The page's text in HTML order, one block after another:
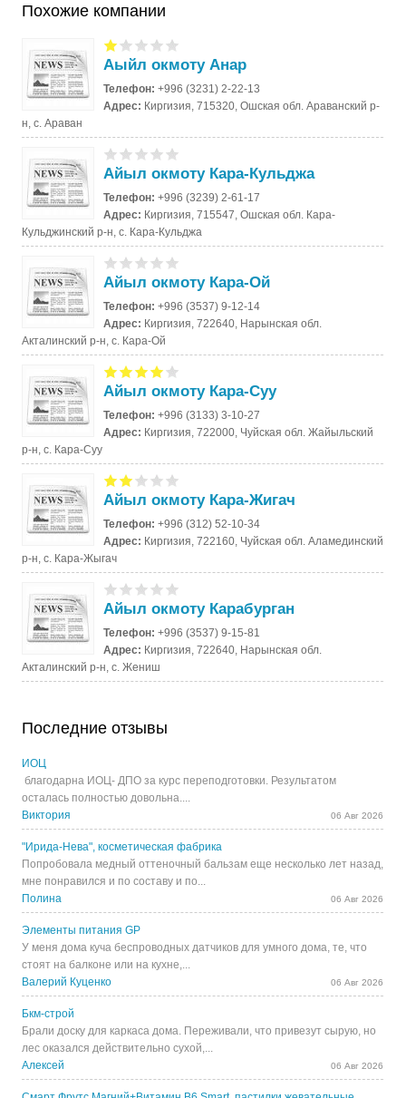
Похожие компании
Аыйл окмоту Анар
Телефон:+996 (3231) 2-22-13
Адрес: Киргизия, 715320, Ошская обл. Араванский р-
н, с. Араван
Айыл окмоту Кара-Кульджа
Телефон:+996 (3239) 2-61-17
Адрес: Киргизия, 715547, Ошская обл. Кара-
Кульджинский р-н, с. Кара-Кульджа
Айыл окмоту Кара-Ой
Телефон:+996 (3537) 9-12-14
Адрес: Киргизия, 722640, Нарынская обл.
Акталинский р-н, с. Кара-Ой
Айыл окмоту Кара-Суу
Телефон:+996 (3133) 3-10-27
Адрес: Киргизия, 722000, Чуйская обл. Жайыльский
р-н, с. Кара-Суу
Айыл окмоту Кара-Жигач
Телефон:+996 (312) 52-10-34
Адрес: Киргизия, 722160, Чуйская обл. Аламединский
р-н, с. Кара-Жыгач
Айыл окмоту Карабурган
Телефон:+996 (3537) 9-15-81
Адрес: Киргизия, 722640, Нарынская обл.
Акталинский р-н, с. Жениш
Последние отзывы
ИОЦ
благодарна ИОЦ- ДПО за курс переподготовки. Результатом
осталась полностью довольна....
Виктория
06 Авг 2026
"Ирида-Нева", косметическая фабрика
Попробовала медный оттеночный бальзам еще несколько лет назад,
мне понравился и по составу и по...
Полина
06 Авг 2026
Элементы питания GP
У меня дома куча беспроводных датчиков для умного дома, те, что
стоят на балконе или на кухне,...
Валерий Куценко
06 Авг 2026
Бкм-строй
Брали доску для каркаса дома. Переживали, что привезут сырую, но
лес оказался действительно сухой,...
Алексей
06 Авг 2026